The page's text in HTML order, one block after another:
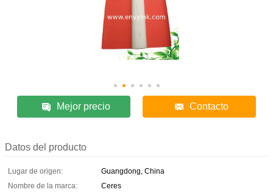
Mejor precio Contacto
Datos del producto
Lugar de origen:
Guangdong, China
Nombre de la marca:
Ceres